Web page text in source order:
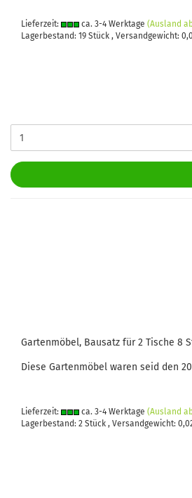
Lieferzeit: ca. 3-4 Werktage (Ausland
Lagerbestand: 19 Stück , Versandgewicht:
Gartenmöbel, Bausatz für 2 Tische 8
Diese Gartenmöbel waren seid den
Lieferzeit: ca. 3-4 Werktage (Ausland
Lagerbestand: 2 Stück , Versandgewicht: